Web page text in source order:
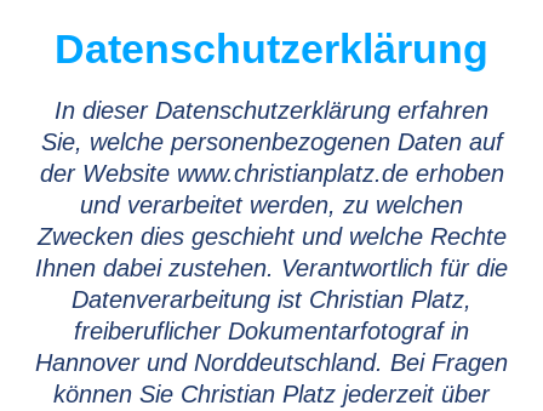
Datenschutz­erklärung
In dieser Datenschutzerklärung erfahren
Sie, welche personenbezogenen Daten auf
der Website www.christianplatz.de erhoben
und verarbeitet werden, zu welchen
Zwecken dies geschieht und welche Rechte
Ihnen dabei zustehen. Verantwortlich für die
Datenverarbeitung ist Christian Platz,
freiberuflicher Dokumentarfotograf in
Hannover und Norddeutschland. Bei Fragen
können Sie Christian Platz jederzeit über